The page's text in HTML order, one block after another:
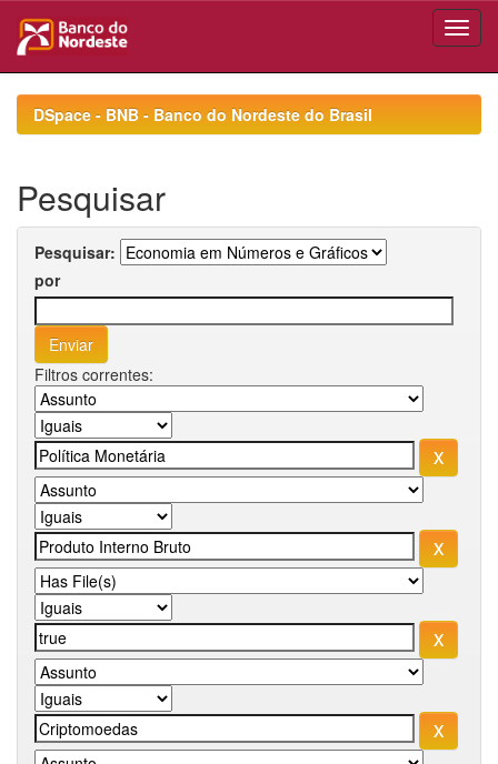
navigationDSpace - BNB - Banco do Nordeste do Brasil
Pesquisar
Pesquisar:
por
Filtros correntes: